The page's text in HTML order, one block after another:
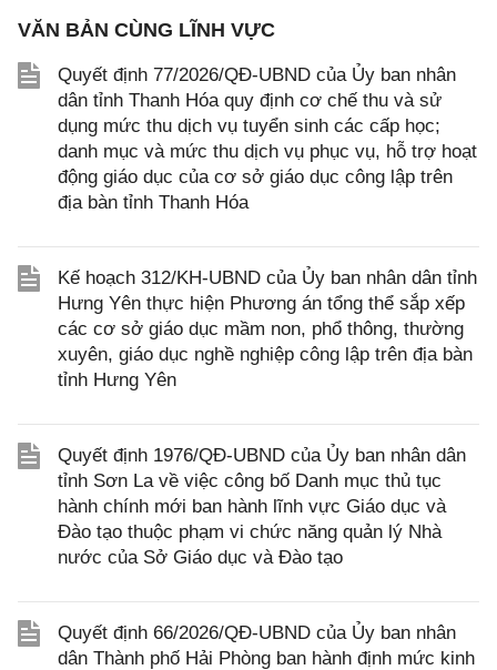
VĂN BẢN CÙNG LĨNH VỰC
Quyết định 77/2026/QĐ-UBND của Ủy ban nhân
dân tỉnh Thanh Hóa quy định cơ chế thu và sử
dụng mức thu dịch vụ tuyển sinh các cấp học;
danh mục và mức thu dịch vụ phục vụ, hỗ trợ hoạt
động giáo dục của cơ sở giáo dục công lập trên
địa bàn tỉnh Thanh Hóa
Kế hoạch 312/KH-UBND của Ủy ban nhân dân tỉnh
Hưng Yên thực hiện Phương án tổng thể sắp xếp
các cơ sở giáo dục mầm non, phổ thông, thường
xuyên, giáo dục nghề nghiệp công lập trên địa bàn
tỉnh Hưng Yên
Quyết định 1976/QĐ-UBND của Ủy ban nhân dân
tỉnh Sơn La về việc công bố Danh mục thủ tục
hành chính mới ban hành lĩnh vực Giáo dục và
Đào tạo thuộc phạm vi chức năng quản lý Nhà
nước của Sở Giáo dục và Đào tạo
Quyết định 66/2026/QĐ-UBND của Ủy ban nhân
dân Thành phố Hải Phòng ban hành định mức kinh